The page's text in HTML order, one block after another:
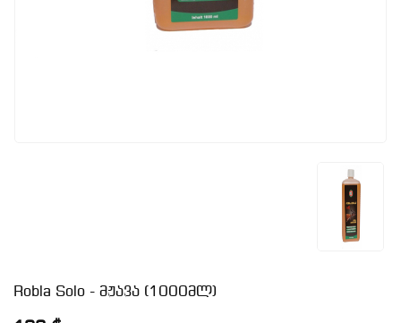
Robla Solo - მჟავა (1000მლ)